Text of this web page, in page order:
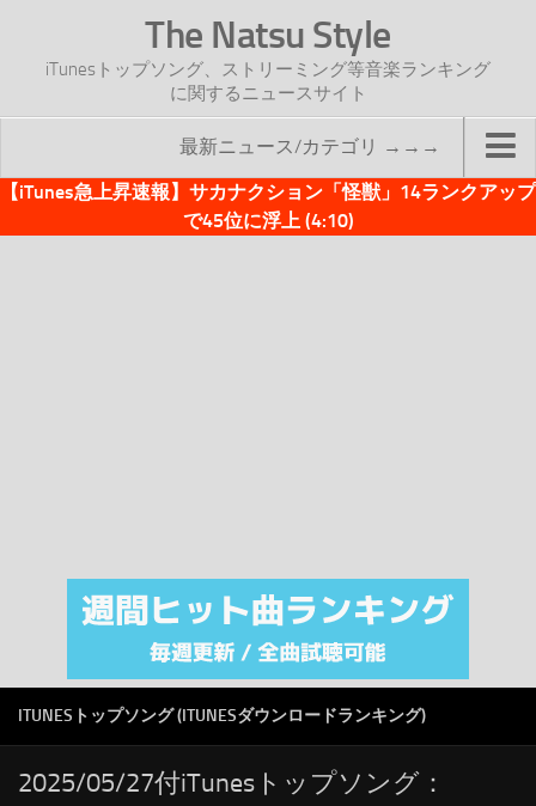
The Natsu Style
iTunesトップソング、ストリーミング等音楽ランキング
に関するニュースサイト
最新ニュース/カテゴリ →→→
TOP
注目カテゴリ
オリジナルiTunes週間トップソング
RSS
【iTunes急上昇速報】サカナクション「怪獣」14ランクアップ
で45位に浮上 (4:10)
ITUNESトップソング (ITUNESダウンロードランキング)
2025/05/27付iTunesトップソング：